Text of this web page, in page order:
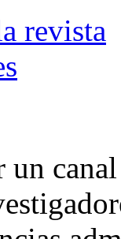
revista
un